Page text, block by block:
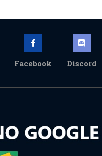
Facebook Discord